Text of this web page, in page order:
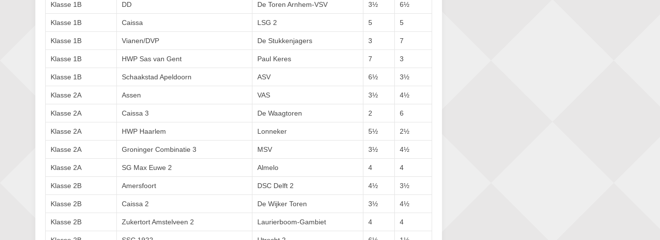
Klasse 1B DD De Toren Arnhem-VSV 3½ 6½
Klasse 1B Caissa LSG 2 5 5
Klasse 1B Vianen/DVP De Stukkenjagers 3 7
Klasse 1B HWP Sas van Gent Paul Keres 7 3
Klasse 1B Schaakstad Apeldoorn ASV 6½ 3½
Klasse 2A Assen VAS 3½ 4½
Klasse 2A Caissa 3 De Waagtoren 2 6
Klasse 2A HWP Haarlem Lonneker 5½ 2½
Klasse 2A Groninger Combinatie 3 MSV 3½ 4½
Klasse 2A SG Max Euwe 2 Almelo 4 4
Klasse 2B Amersfoort DSC Delft 2 4½ 3½
Klasse 2B Caissa 2 De Wijker Toren 3½ 4½
Klasse 2B Zukertort Amstelveen 2 Laurierboom-Gambiet 4 4